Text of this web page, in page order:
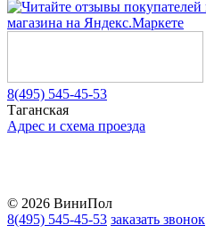
8(495) 545-45-53
Таганская
Адрес и схема проезда
© 2026 ВиниПол
8(495) 545-45-53 заказать звонок